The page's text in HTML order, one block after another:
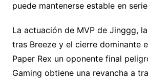
puede mantenerse estable en
La actuación de MVP de Jinggg,
tras Breeze y el cierre dominante
Paper Rex un oponente final
Gaming obtiene una revancha a